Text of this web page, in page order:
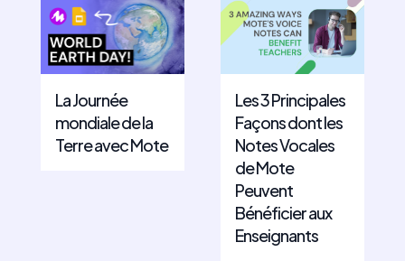
La Journée
mondiale de la
Terre avec Mote
Les 3 Principales
Façons dont les
Notes Vocales
de Mote
Peuvent
Bénéficier aux
Enseignants